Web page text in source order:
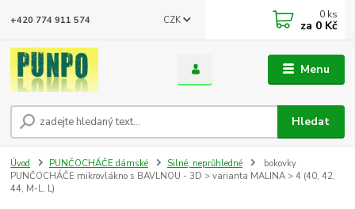
Menu
CZK
Hledat
+420 774 911 574 0 ks
za 0 Kč
Úvod PUNČOCHÁČE dámské Silné, neprůhledné
bokovky
PUNČOCHÁČE mikrovlákno s BAVLNOU - 3D > varianta MALINA > 4 (40, 42,
44, M-L, L)